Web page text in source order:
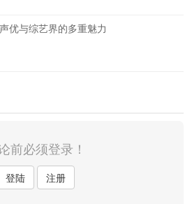
优与综艺界的多重魅力
前必须登录！
登陆 注册